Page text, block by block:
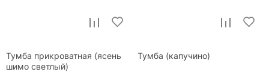
Тумба прикроватная (ясень
шимо светлый)
Тумба (капучино)